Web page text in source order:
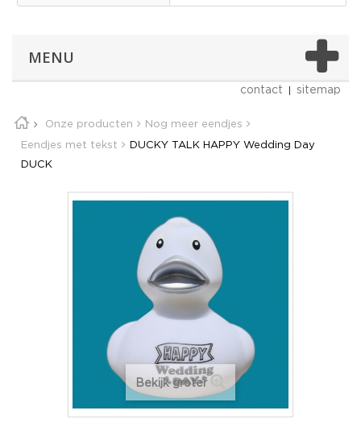
MENU
contact sitemap
Onze producten Nog meer eendjes
Eendjes met tekst DUCKY TALK HAPPY Wedding Day
DUCK
Bekijk groter